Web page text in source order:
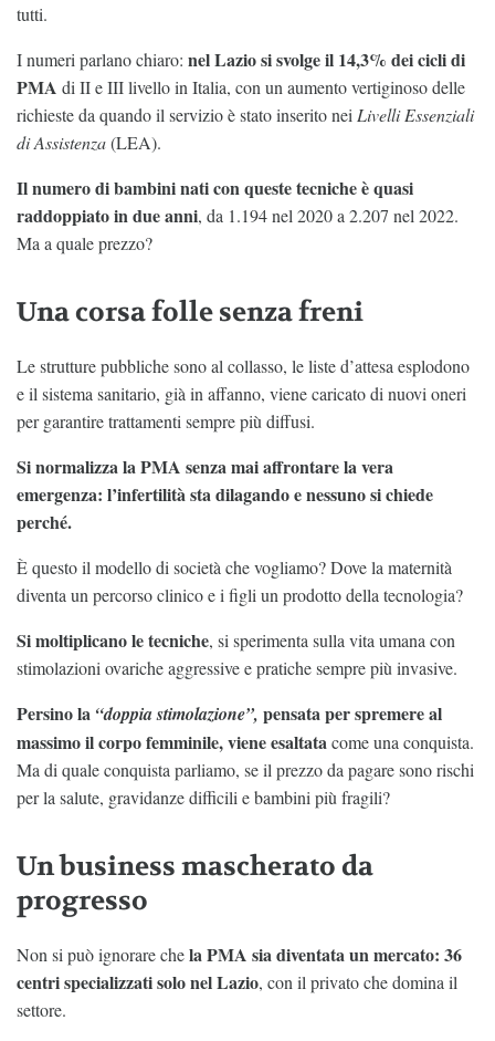
tutti.
I numeri parlano chiaro: nel Lazio si svolge il 14,3% dei cicli di
PMA di II e III livello in Italia, con un aumento vertiginoso delle
richieste da quando il servizio è stato inserito nei Livelli Essenziali
di Assistenza(LEA).
Il numero di bambini nati con queste tecniche è quasi
raddoppiato in due anni, da 1.194 nel 2020 a 2.207 nel 2022.
Ma a quale prezzo?
Una corsa folle senza freni
Le strutture pubbliche sono al collasso, le liste d’attesa esplodono
e il sistema sanitario, già in affanno, viene caricato di nuovi oneri
per garantire trattamenti sempre più diffusi.
Si normalizza la PMA senza mai affrontare la vera
emergenza: l’infertilità sta dilagando e nessuno si chiede
perché.
È questo il modello di società che vogliamo? Dove la maternità
diventa un percorso clinico e i figli un prodotto della tecnologia?
Si moltiplicano le tecniche, si sperimenta sulla vita umana con
stimolazioni ovariche aggressive e pratiche sempre più invasive.
Persino la “doppia stimolazione”, pensata per spremere al
massimo il corpo femminile, viene esaltatacome una conquista.
Ma di quale conquista parliamo, se il prezzo da pagare sono rischi
per la salute, gravidanze difficili e bambini più fragili?
Un business mascherato da
progresso
Non si può ignorare chela PMA sia diventata un mercato: 36
centri specializzati solo nel Lazio, con il privato che domina il
settore.